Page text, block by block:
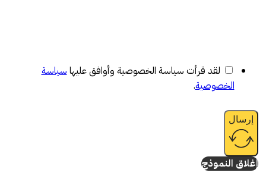
لقد قرأت سياسة الخصوصية وأوافق عليها سياسة
الخصوصية.
إرسال
إغلاق النموذج